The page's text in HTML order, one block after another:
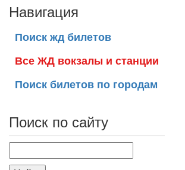
Навигация
Поиск жд билетов
Все ЖД вокзалы и станции
Поиск билетов по городам
Поиск по сайту